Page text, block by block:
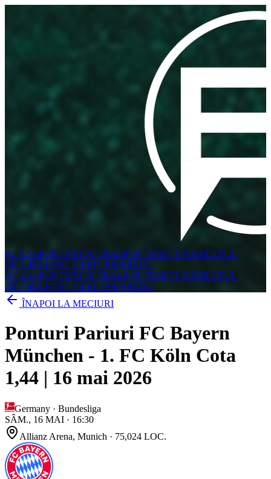
ACASAPONTURI FOTBALPONTURI TENISBILETUL
ZILEIBILETUL ZILEI TENISBLOG
ACASAPONTURI FOTBALPONTURI TENISBILETUL
ZILEIBILETUL ZILEI TENISBLOG
ÎNAPOI LA MECIURI
Ponturi Pariuri FC Bayern
München - 1. FC Köln Cota
1,44 | 16 mai 2026
Germany · Bundesliga
SÂM., 16 MAI · 16:30
Allianz Arena, Munich · 75,024 LOC.